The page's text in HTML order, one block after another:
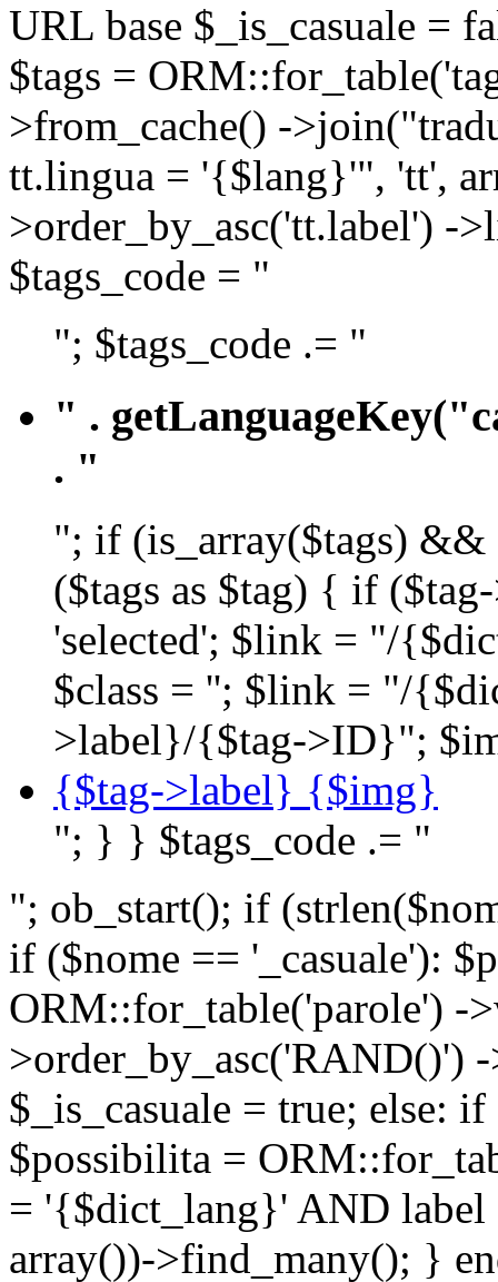
URL base $_is_casuale =
$tags =
>from_cache() -
tt.lingua = '{$lang}'", 'tt',
>order_by_asc('tt.label') -
$tags_code = "
"; $tags_code .= "
" .
. "
"; if (is_array($tags) &&
($tags as $tag) { if
'selected'; $link = "/
$class = ''; $link = "/
>label}/{$tag->ID}";
{$tag->label} {$img}
"; } } $tags_code .= "
"; ob_start(); if
if ($nome == '_casuale'):
ORM::for_table('parole') -
>order_by_asc('RAND()')
$_is_casuale = true; else:
$possibilita =
= '{$dict_lang}' AND
array())->find_many(); }